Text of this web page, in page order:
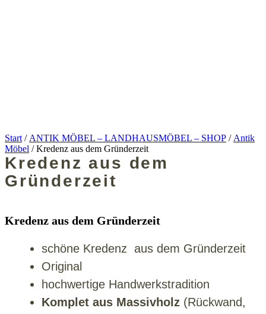
Start / ANTIK MÖBEL – LANDHAUSMÖBEL – SHOP / Antik
Möbel / Kredenz aus dem Gründerzeit
Kredenz aus dem
Gründerzeit
Kredenz aus dem Gründerzeit
schöne Kredenz aus dem Gründerzeit
Original
hochwertige Handwerkstradition
Komplet aus Massivholz (Rückwand,